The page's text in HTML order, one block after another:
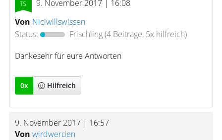
9. November 2017 | 16:08
Von Niciwillswissen
Status:
Frischling(4 Beiträge, 5x hilfreich)
Dankesehr für eure Antworten
0x Hilfreich
9. November 2017 | 16:57
Von wirdwerden